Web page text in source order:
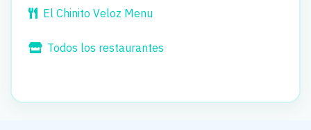
El Chinito Veloz Menu
Todos los restaurantes